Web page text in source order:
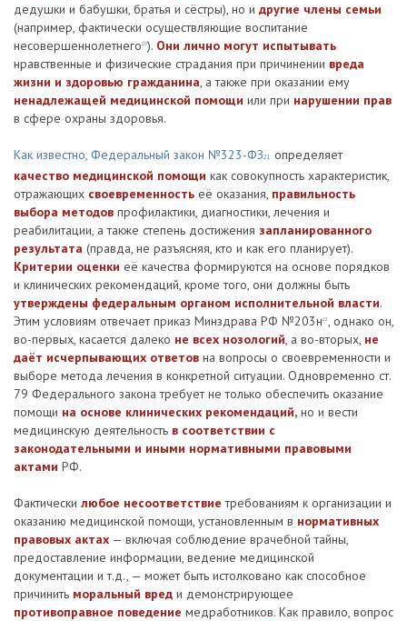
дедушки и бабушки, братья и сёстры), но и другие члены семьи
(например, фактически осуществляющие воспитание
несовершеннолетнего20). Они лично могут испытывать
нравственные и физические страдания при причинении вреда
жизни и здоровью гражданина, а также при оказании ему
ненадлежащей медицинской помощи или при нарушении прав
в сфере охраны здоровья.
Как известно, Федеральный закон №323-ФЗ21 определяет
качество медицинской помощи как совокупность характеристик,
отражающих своевременность её оказания, правильность
выбора методов профилактики, диагностики, лечения и
реабилитации, а также степень достижения запланированного
результата (правда, не разъясняя, кто и как его планирует).
Критерии оценки её качества формируются на основе порядков
и клинических рекомендаций, кроме того, они должны быть
утверждены федеральным органом исполнительной власти.
Этим условиям отвечает приказ Минздрава РФ №203н22, однако он,
во-первых, касается далеко не всех нозологий, а во-вторых, не
даёт исчерпывающих ответов на вопросы о своевременности и
выборе метода лечения в конкретной ситуации. Одновременно ст.
79 Федерального закона требует не только обеспечить оказание
помощи на основе клинических рекомендаций, но и вести
медицинскую деятельность в соответствии с
законодательными и иными нормативными правовыми
актами РФ.
Фактически любое несоответствие требованиям к организации и
оказанию медицинской помощи, установленным в нормативных
правовых актах — включая соблюдение врачебной тайны,
предоставление информации, ведение медицинской
документации и т.д., — может быть истолковано как способное
причинить моральный вред и демонстрирующее
противоправное поведение медработников. Как правило, вопрос